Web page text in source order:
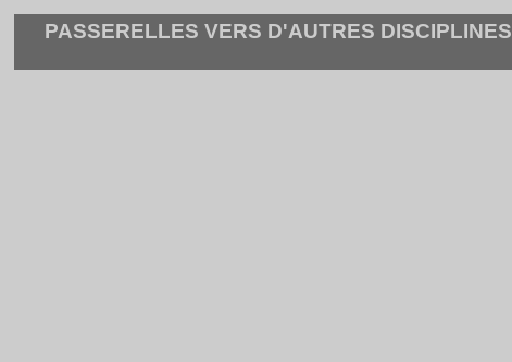
PASSERELLES VERS D'AUTRES DISCIPLINES